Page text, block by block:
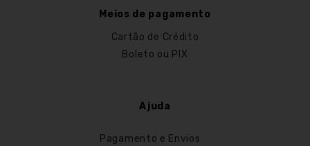
Meios de pagamento
Cartão de Crédito
Boleto ou PIX
Ajuda
Pagamento e Envios